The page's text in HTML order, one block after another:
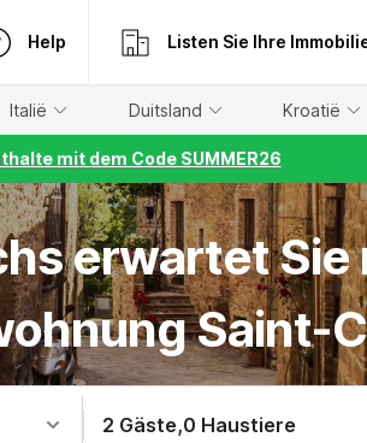
Help Listen Sie Ihre
Italië Duitsland Kroatië
mit dem Code SUMMER26
erwartet Sie
Saint-
2 Gäste,0 Haustiere